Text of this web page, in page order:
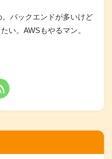
バックエンドが多いけど
い。AWSもやるマン。